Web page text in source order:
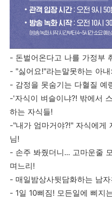
- 돈벌어온다고 나를 가정부
- "싫어요!"라는말못하는 아
- 감정을 못숨기는 다혈질 예
-'자식이 벼슬이냐?! 밖에서
하는 자식들!
-"내가 엄마거야?!" 자식에게
님!
- 손주 봐줬더니... 고마운줄
며느리!
- 매일밤상사뒷담화하는 남
- 1일 10삐짐! 모든일에 삐지